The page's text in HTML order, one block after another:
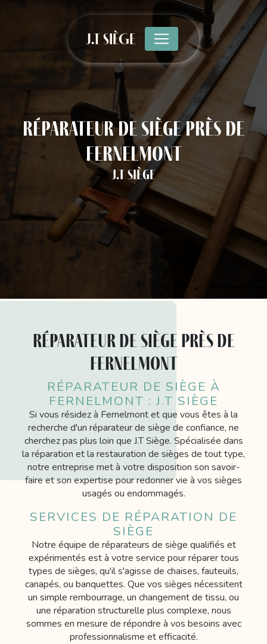
J.T SIÈGE
réparateur de siège près de
Fernelmont
J.T Siège
réparateur de siège près de
Fernelmont
RÉPARATEUR DE SIÈGE À
FERNELMONT : J.T SIÈGE
Si vous résidez à Fernelmont et que vous êtes à la
recherche d'un réparateur de siège de confiance, ne
cherchez pas plus loin que J.T Siège. Spécialisée dans
la réparation et la restauration de sièges de tout type,
notre entreprise met à votre disposition son savoir-
faire et son expertise pour redonner vie à vos sièges
usagés ou endommagés.
SERVICES DE RÉPARATION DE
SIÈGE
Notre équipe de réparateurs de siège qualifiés et
expérimentés est à votre service pour réparer tous
types de sièges, qu'il s'agisse de chaises, fauteuils,
canapés, ou banquettes. Que vos sièges nécessitent
un simple rembourrage, un changement de tissu, ou
une réparation structurelle plus complexe, nous
sommes en mesure de répondre à vos besoins avec
professionnalisme et efficacité.